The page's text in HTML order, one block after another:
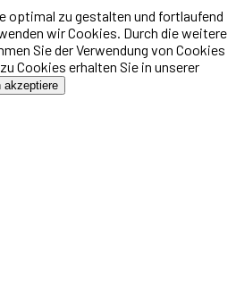
optimal zu gestalten und fortlaufend
wir Cookies. Durch die weitere
Sie der Verwendung von Cookies
Cookies erhalten Sie in unserer
akzeptiere